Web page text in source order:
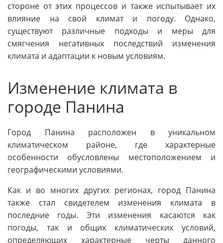
стороне от этих процессов и также испытывает их
влияние на свой климат и погоду. Однако,
существуют различные подходы и меры для
смягчения негативных последствий изменения
климата и адаптации к новым условиям.
Изменение климата в
городе Панина
Город Панина расположен в уникальном
климатическом районе, где характерные
особенности обусловлены местоположением и
географическими условиями.
Как и во многих других регионах, город Панина
также стал свидетелем изменения климата в
последние годы. Эти изменения касаются как
погоды, так и общих климатических условий,
определяющих характерные черты данного